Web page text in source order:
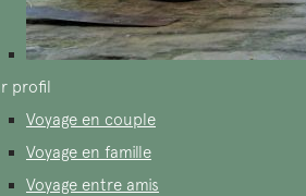
profil
Voyage en couple
Voyage en famille
Voyage entre amis
une visite impromptue chez
d’en apprendre davantage. Bản
villages pionniers en matière de
et responsable.
un devis sur mesure